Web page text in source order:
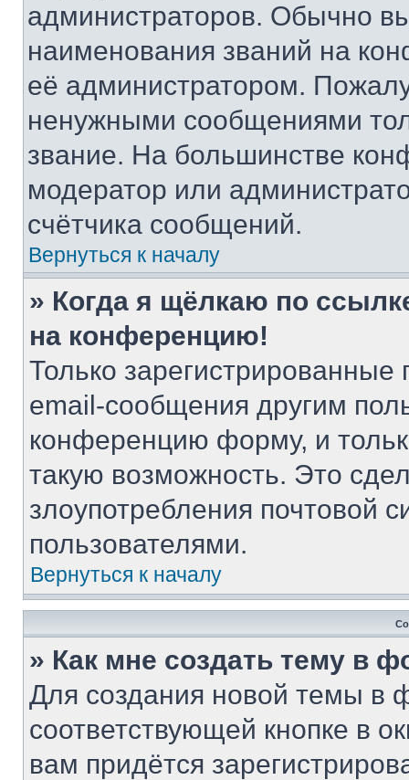
администраторов. Обычно
наименования званий на
её администратором.
ненужными сообщениями
звание. На большинстве
модератор или
счётчика сообщений.
Вернуться к началу
» Когда я щёлкаю по
на конференцию!
Только зарегистрированные
email-сообщения другим
конференцию форму, и
такую возможность. Это
злоупотребления почтовой
пользователями.
Вернуться к началу
» Как мне создать тему в
Для создания новой темы в
соответствующей кнопке в
вам придётся